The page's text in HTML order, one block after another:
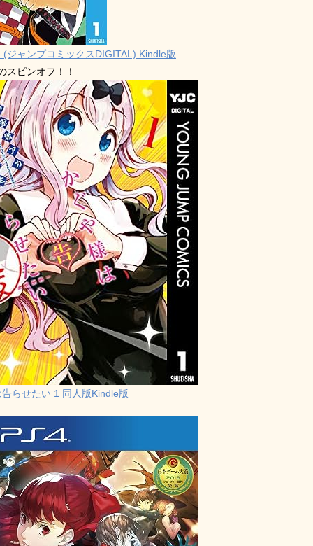
(ジャンプコミックスDIGITAL) Kindle版
スピンオフ！！
らせたい 1 同人版Kindle版